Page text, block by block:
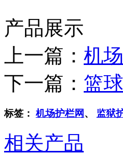
产品展示
上一篇： 机
下一篇： 篮
标签： 机场护栏网 、 监狱
相关产品